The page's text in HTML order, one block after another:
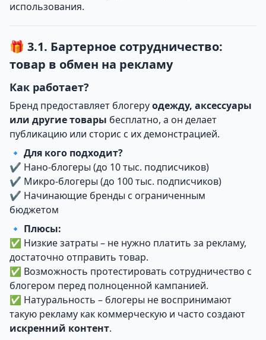
использования.
🎁 3.1. Бартерное сотрудничество:
товар в обмен на рекламу
Как работает?
Бренд предоставляет блогеруодежду, аксессуары
или другие товары бесплатно, а он делает
публикацию или сторис с их демонстрацией.
🔹 Для кого подходит?
✔ Нано-блогеры (до 10 тыс. подписчиков)
✔ Микро-блогеры (до 100 тыс. подписчиков)
✔ Начинающие бренды с ограниченным
бюджетом
🔹 Плюсы:
✅ Низкие затраты – не нужно платить за рекламу,
достаточно отправить товар.
✅ Возможность протестировать сотрудничество с
блогером перед полноценной кампанией.
✅ Натуральность – блогеры не воспринимают
такую рекламу как коммерческую и часто создают
искренний контент.